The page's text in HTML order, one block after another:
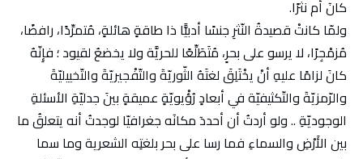
كانٓ أم نثرًا.
ولمّا كانتْ قصيدةُ النّثرِ جنسًا أدبيًّا ذا طاقةٍ هائلةٍ، مُتمرِّدًا، رافضًا،
مُزمْجِرًا، لا يرسو على بحرٍ، مُتَطَلِّعًا للحريَّة ولا يخضعُ لقيود ؛ فإِنّهُ
كانَ لزامًا عليهِ أنْ يخْتَلِقَ لغتَهُ الثّوريّةٓ والتّفْجيريّةٓ والتّخييليّةٓ
والرّمزيّةٓ والتّكثيفيّة في أبعادٍ رُؤْيويّةٍ عميقةٍ بينَ جدليّةِ الأسئلةِ
الوجوديّةِ .. ولو أردتُ أن أحددٓ مكانٓه جغرافيّا لوجدتُ أنه يتعلقُ ما
بين الأَرْضِ والسماءِ فما رسا على بحر بلغتِه الشعرية وما سما